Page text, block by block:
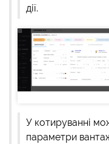
дії.
У котируванні
параметри